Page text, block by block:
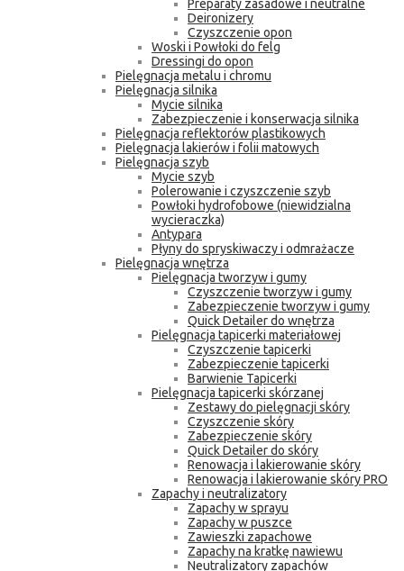
Preparaty zasadowe i neutralne
Deironizery
Czyszczenie opon
Woski i Powłoki do felg
Dressingi do opon
Pielęgnacja metalu i chromu
Pielęgnacja silnika
Mycie silnika
Zabezpieczenie i konserwacja silnika
Pielęgnacja reflektorów plastikowych
Pielęgnacja lakierów i folii matowych
Pielęgnacja szyb
Mycie szyb
Polerowanie i czyszczenie szyb
Powłoki hydrofobowe (niewidzialna
wycieraczka)
Antypara
Płyny do spryskiwaczy i odmrażacze
Pielęgnacja wnętrza
Pielęgnacja tworzyw i gumy
Czyszczenie tworzyw i gumy
Zabezpieczenie tworzyw i gumy
Quick Detailer do wnętrza
Pielęgnacja tapicerki materiałowej
Czyszczenie tapicerki
Zabezpieczenie tapicerki
Barwienie Tapicerki
Pielęgnacja tapicerki skórzanej
Zestawy do pielęgnacji skóry
Czyszczenie skóry
Zabezpieczenie skóry
Quick Detailer do skóry
Renowacja i lakierowanie skóry
Renowacja i lakierowanie skóry PRO
Zapachy i neutralizatory
Zapachy w sprayu
Zapachy w puszce
Zawieszki zapachowe
Zapachy na kratkę nawiewu
Neutralizatory zapachów